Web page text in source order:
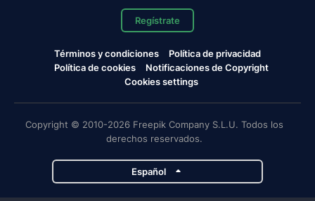
Regístrate
Términos y condiciones
Política de privacidad
Política de cookies
Notificaciones de Copyright
Cookies settings
Copyright © 2010-2026 Freepik Company S.L.U. Todos los
derechos reservados.
Español